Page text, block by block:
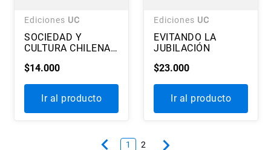
Ediciones UC
SOCIEDAD Y
CULTURA CHILENA
SIGLO XX
$14.000
Ir al producto
Ediciones UC
EVITANDO LA
JUBILACIÓN
$23.000
Ir al producto
1 2